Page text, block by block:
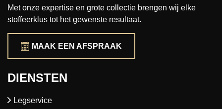
Met onze expertise en grote collectie brengen wij elke
stoffeerklus tot het gewenste resultaat.
MAAK EEN AFSPRAAK
DIENSTEN
Legservice